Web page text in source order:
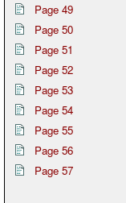
Page 49
Page 50
Page 51
Page 52
Page 53
Page 54
Page 55
Page 56
Page 57